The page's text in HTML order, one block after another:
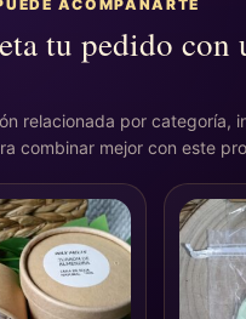
ACOMPAÑARTE
tu pedido con
relacionada por categoría,
combinar mejor con este